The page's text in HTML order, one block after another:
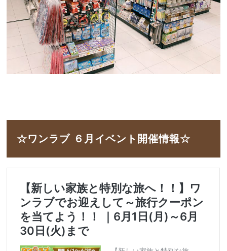
☆ワンラブ ６月イベント開催情報☆